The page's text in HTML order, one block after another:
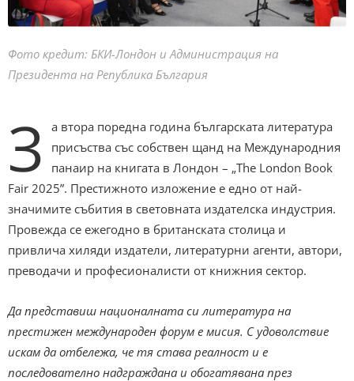
Фото кредит: БКИ-Лондон и Администрация на
Президента на Република България
З
а втора поредна година българската литература
присъства със собствен щанд на Международния
панаир на книгата в Лондон – „The London Book
Fair 2025”. Престижното изложение е едно от най-
значимите събития в световната издателска индустрия.
Провежда се ежегодно в британската столица и
привлича хиляди издатели, литературни агенти, автори,
преводачи и професионалисти от книжния сектор.
Да представиш националната си литература на
престижен международен форум е мисия. С удоволствие
искам да отбележа, че тя става реалност и е
последователно надграждана и обогатявана през